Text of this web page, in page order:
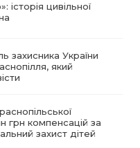
історія цивільної
захисника України
який
грн компенсацій за
захист дітей